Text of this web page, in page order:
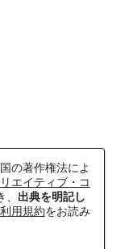
の著作権法によ
エイティブ・コ
出典を明記し
利用規約をお読み